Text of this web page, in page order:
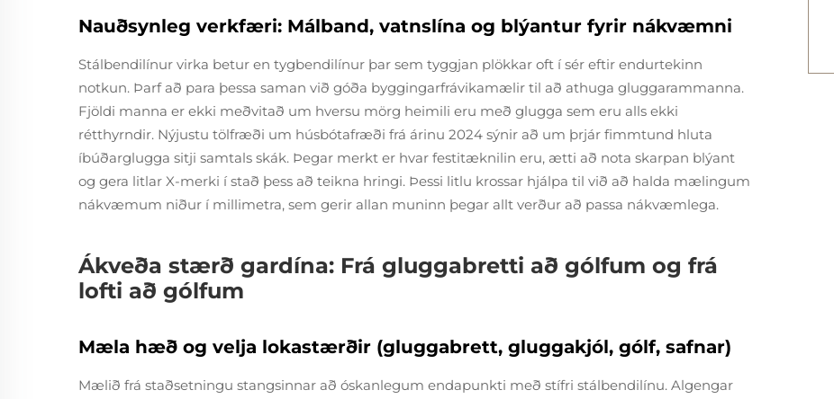
Nauðsynleg verkfæri: Málband, vatnslína og blýantur fyrir nákvæmni
Stálbendilínur virka betur en tygbendilínur þar sem tyggjan plökkar oft í sér eftir endurtekinn
notkun. Þarf að para þessa saman við góða byggingarfrávikamælir til að athuga gluggarammanna.
Fjöldi manna er ekki meðvitað um hversu mörg heimili eru með glugga sem eru alls ekki
rétthyrndir. Nýjustu tölfræði um húsbótafræði frá árinu 2024 sýnir að um þrjár fimmtund hluta
íbúðarglugga sitji samtals skák. Þegar merkt er hvar festitæknilin eru, ætti að nota skarpan blýant
og gera litlar X-merki í stað þess að teikna hringi. Þessi litlu krossar hjálpa til við að halda mælingum
nákvæmum niður í millimetra, sem gerir allan muninn þegar allt verður að passa nákvæmlega.
Ákveða stærð gardína: Frá gluggabretti að gólfum og frá
lofti að gólfum
Mæla hæð og velja lokastærðir (gluggabrett, gluggakjól, gólf, safnar)
Mælið frá staðsetningu stangsinnar að óskanlegum endapunkti með stífri stálbendilínu. Algengar